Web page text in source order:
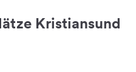
Kristiansund